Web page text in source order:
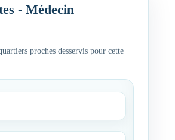
- Médecin
proches desservis pour cette